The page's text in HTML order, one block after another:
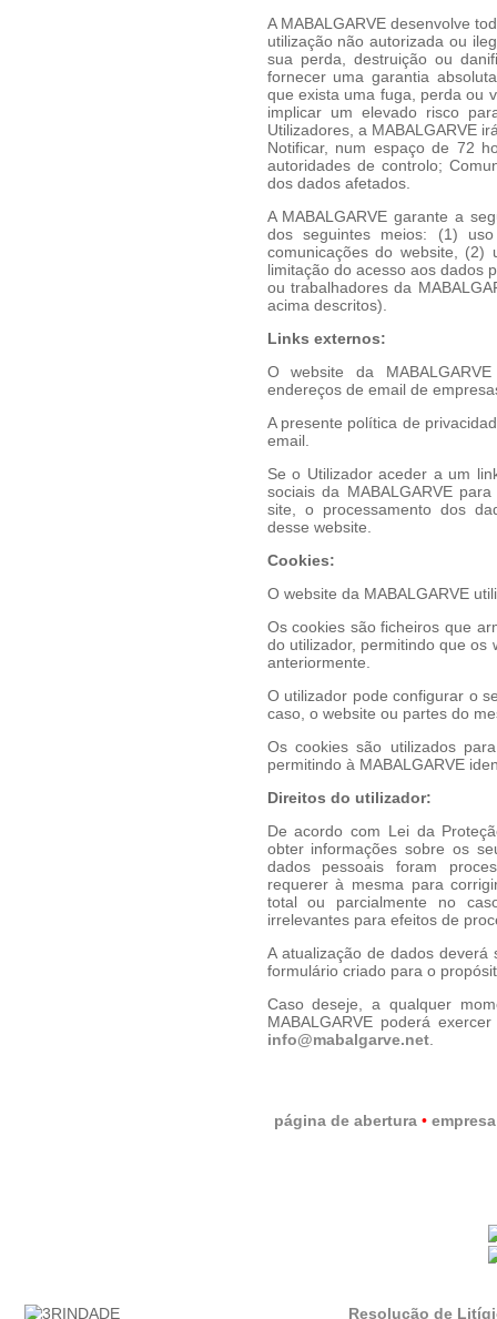
A MABALGARVE desenvolve
utilização não autorizada ou
sua perda, destruição ou
fornecer uma garantia
que exista uma fuga, perda ou
implicar um elevado risco
Utilizadores, a MABALGARVE
Notificar, num espaço de 72
autoridades de controlo;
dos dados afetados.
A MABALGARVE garante a
dos seguintes meios: (1)
comunicações do website,
limitação do acesso aos dados
ou trabalhadores da
acima descritos).
Links externos:
O website da
endereços de email de
A presente política de
email.
Se o Utilizador aceder a um
sociais da MABALGARVE
site, o processamento dos
desse website.
Cookies:
O website da MABALGARVE
Os cookies são ficheiros que
do utilizador, permitindo que os
anteriormente.
O utilizador pode configurar o
caso, o website ou partes do
Os cookies são utilizados
permitindo à MABALGARVE
Direitos do utilizador:
De acordo com Lei da
obter informações sobre os
dados pessoais foram
requerer à mesma para
total ou parcialmente no
irrelevantes para efeitos de
A atualização de dados
formulário criado para o
Caso deseje, a qualquer
MABALGARVE poderá
info@mabalgarve.net.
página de abertura • empresa
Resolução de